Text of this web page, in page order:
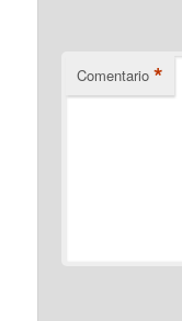
Comentario *